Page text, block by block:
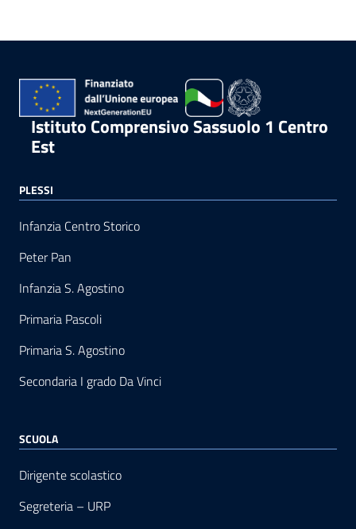
Istituto Comprensivo Sassuolo 1 Centro
Est
PLESSI
Infanzia Centro Storico
Peter Pan
Infanzia S. Agostino
Primaria Pascoli
Primaria S. Agostino
Secondaria I grado Da Vinci
SCUOLA
Dirigente scolastico
Segreteria – URP